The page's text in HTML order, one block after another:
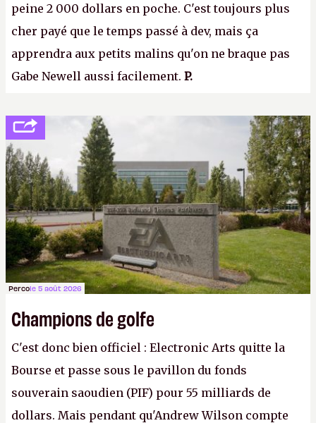
peine 2 000 dollars en poche. C'est toujours plus
cher payé que le temps passé à dev, mais ça
apprendra aux petits malins qu'on ne braque pas
Gabe Newell aussi facilement. P.
Percole 5 août 2026
Champions de golfe
C'est donc bien officiel : Electronic Arts quitte la
Bourse et passe sous le pavillon du fonds
souverain saoudien (PIF) pour 55 milliards de
dollars. Mais pendant qu'Andrew Wilson compte